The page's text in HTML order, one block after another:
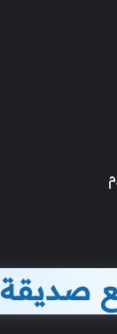
صديقة